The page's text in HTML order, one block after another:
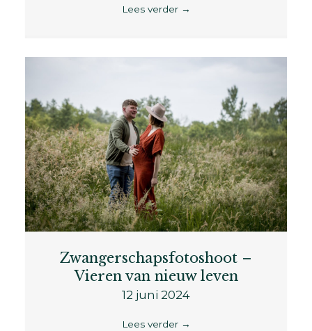
Lees verder →
Zwangerschapsfotoshoot –
Vieren van nieuw leven
12 juni 2024
Lees verder →